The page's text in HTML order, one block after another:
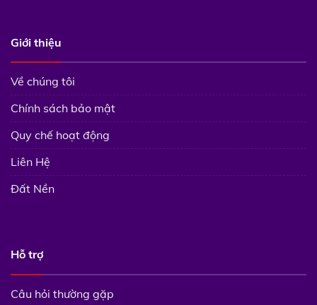
Giới thiệu
Về chúng tôi
Chính sách bảo mật
Quy chế hoạt động
Liên Hệ
Đất Nền
Hỗ trợ
Câu hỏi thường gặp